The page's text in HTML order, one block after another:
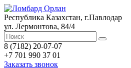
Республика Казахстан, г.Павлодар
ул. Лермонтова, 84/4
8 (7182) 20-07-07
+7 701 990 37 01
Заказать звонок